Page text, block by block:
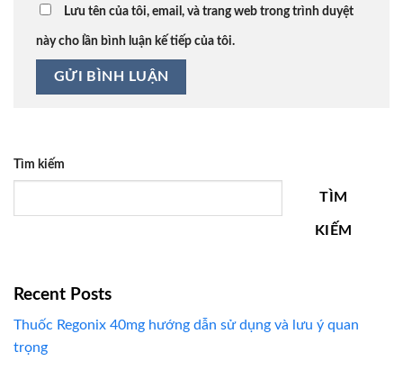
Lưu tên của tôi, email, và trang web trong trình duyệt
này cho lần bình luận kế tiếp của tôi.
Tìm kiếm
TÌM
KIẾM
Recent Posts
Thuốc Regonix 40mg hướng dẫn sử dụng và lưu ý quan
trọng